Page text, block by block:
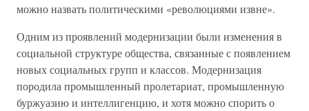
можно назвать политическими «революциями извне».
Одним из проявлений модернизации были изменения в
социальной структуре общества, связанные с появлением
новых социальных групп и классов. Модернизация
породила промышленный пролетариат, промышленную
буржуазию и интеллигенцию, и хотя можно спорить о